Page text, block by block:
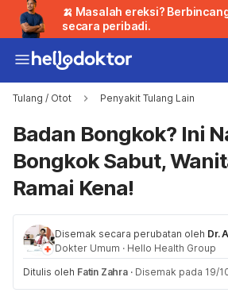
🍌 Masalah ereksi?
secara peribadi.
Tulang / Otot Penyakit Tulang Lain
Badan Bongkok? Ini
Bongkok Sabut,
Ramai Kena!
Disemak secara perubatan oleh Dr.
Dokter Umum · Hello Health Group
Ditulis oleh Fatin Zahra · Disemak pada 19/